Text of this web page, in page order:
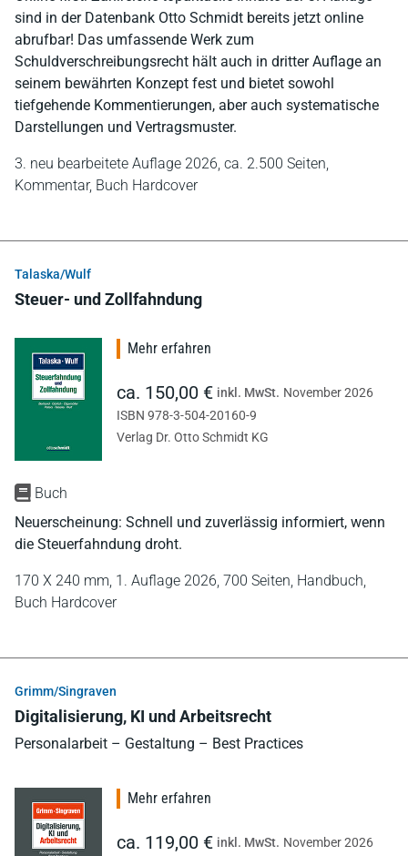
sind in der Datenbank Otto Schmidt bereits jetzt online
abrufbar! Das umfassende Werk zum
Schuldverschreibungsrecht hält auch in dritter Auflage an
seinem bewährten Konzept fest und bietet sowohl
tiefgehende Kommentierungen, aber auch systematische
Darstellungen und Vertragsmuster.
3. neu bearbeitete Auflage 2026, ca. 2.500 Seiten,
Kommentar, Buch Hardcover
Talaska/Wulf
Steuer- und Zollfahndung
Buch
Neuerscheinung: Schnell und zuverlässig informiert, wenn
die Steuerfahndung droht.
170 X 240 mm, 1. Auflage 2026, 700 Seiten, Handbuch,
Buch Hardcover
Mehr erfahren
ca. 150,00 € inkl. MwSt. November 2026
ISBN 978-3-504-20160-9
Verlag Dr. Otto Schmidt KG
Grimm/Singraven
Digitalisierung, KI und Arbeitsrecht
Personalarbeit – Gestaltung – Best Practices
Mehr erfahren
ca. 119,00 € inkl. MwSt. November 2026